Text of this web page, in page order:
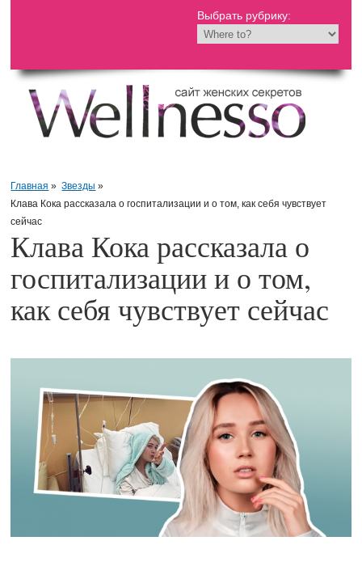
Выбрать рубрику:
Главная » Звезды »
Клава Кока рассказала о госпитализации и о том, как себя чувствует
сейчас
Клава Кока рассказала о
госпитализации и о том,
как себя чувствует сейчас